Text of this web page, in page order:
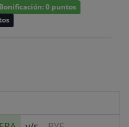
0 puntos